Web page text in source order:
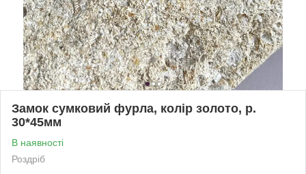
Замок сумковий фурла, колір золото, р.
30*45мм
В наявності
Роздріб